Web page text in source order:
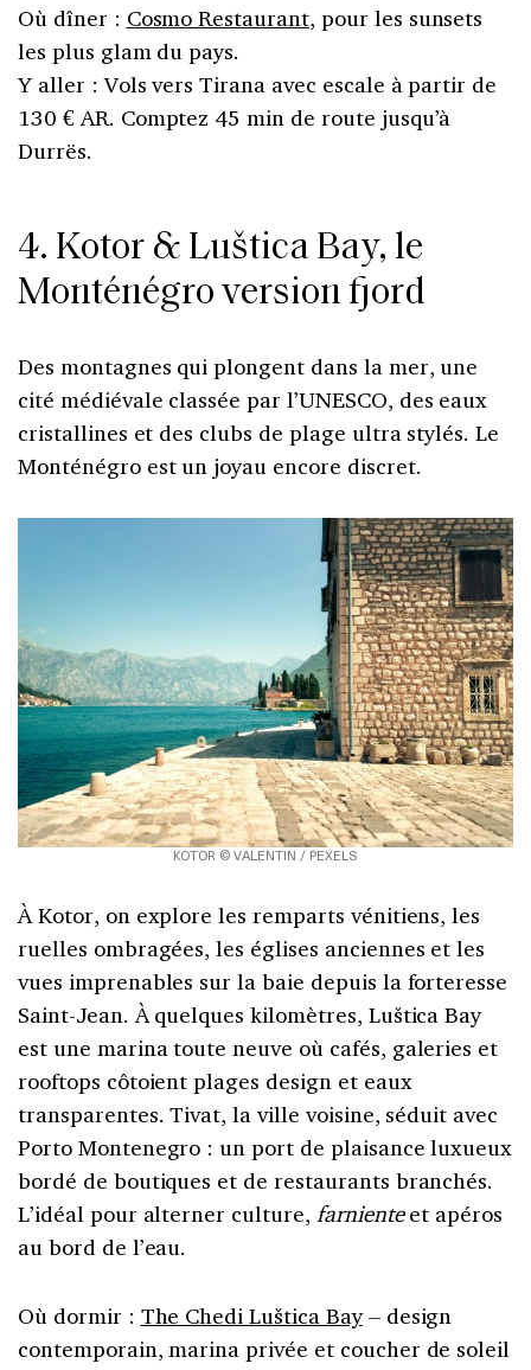
Où dîner : Cosmo Restaurant, pour les sunsets
les plus glam du pays.
Y aller : Vols vers Tirana avec escale à partir de
130 € AR. Comptez 45 min de route jusqu’à
Durrës.
4. Kotor & Luštica Bay, le
Monténégro version fjord
Des montagnes qui plongent dans la mer, une
cité médiévale classée par l’UNESCO, des eaux
cristallines et des clubs de plage ultra stylés. Le
Monténégro est un joyau encore discret.
KOTOR © VALENTIN / PEXELS
À Kotor, on explore les remparts vénitiens, les
ruelles ombragées, les églises anciennes et les
vues imprenables sur la baie depuis la forteresse
Saint-Jean. À quelques kilomètres, Luštica Bay
est une marina toute neuve où cafés, galeries et
rooftops côtoient plages design et eaux
transparentes. Tivat, la ville voisine, séduit avec
Porto Montenegro : un port de plaisance luxueux
bordé de boutiques et de restaurants branchés.
L’idéal pour alterner culture, farnienteet apéros
au bord de l’eau.
Où dormir : The Chedi Luštica Bay– design
contemporain, marina privée et coucher de soleil